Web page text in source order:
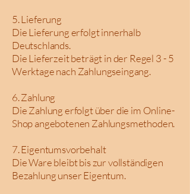
5. Lieferung
Die Lieferung erfolgt innerhalb
Deutschlands.
Die Lieferzeit beträgt in der Regel 3 - 5
Werktage nach Zahlungseingang.
6. Zahlung
Die Zahlung erfolgt über die im Online-
Shop angebotenen Zahlungsmethoden.
7. Eigentumsvorbehalt
Die Ware bleibt bis zur vollständigen
Bezahlung unser Eigentum.